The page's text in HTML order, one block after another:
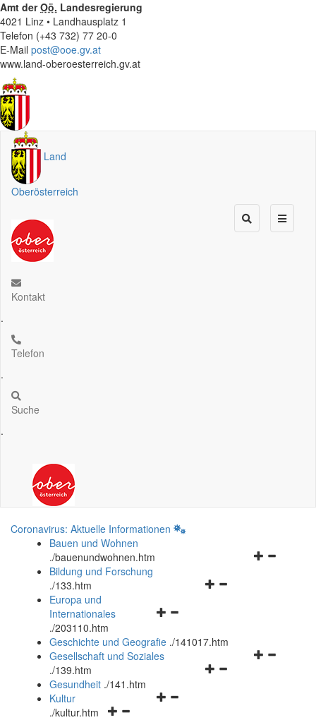
Amt derOö. Landesregierung
4021 Linz • Landhausplatz 1
Telefon (+43 732) 77 20-0
E-Mail post@ooe.gv.at
www.land-oberoesterreich.gv.at
Land
Oberösterreich
Kontakt
.
Telefon
.
Suche
.
Coronavirus: Aktuelle Informationen
Bauen und Wohnen
./bauenundwohnen.htm
Navigationsmenü
Bildung und Forschung
./133.htm
Navigationsmenü
und
schließen
Europa und
Internationales
./203110.htm
Geschichte und Geografie ./141017.htm
Navigationsmenü
Gesellschaft und Soziales
./139.htm
Navigationsmenü
Gesundheit ./141.htm
Navigationsmenü
Kultur
./kultur.htm